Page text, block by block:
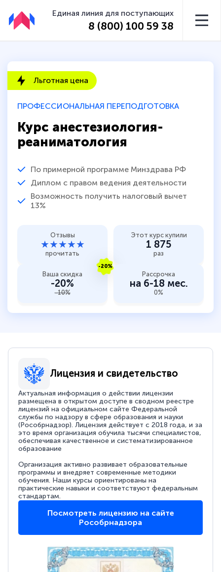
Единая линия для поступающих
8 (800) 100 59 38
ПРОФЕССИОНАЛЬНАЯ ПЕРЕПОДГОТОВКА
Курс анестезиология-
реаниматология
По примерной программе Минздрава РФ
Диплом с правом ведения деятельности
Возможность получить налоговый вычет
13%
Льготная цена
Отзывы
★★★★★
прочитать
Этот курс купили
1 875
раз
-20%
Ваша скидка
-20%
-10%
Рассрочка
на 6-18 мес.
0%
Лицензия и свидетельство
Актуальная информация о действии лицензии
размещена в открытом доступе в сводном реестре
лицензий на официальном сайте Федеральной
службы по надзору в сфере образования и науки
(Рособрнадзор). Лицензия действует с 2018 года, и за
это время организация обучила тысячи специалистов,
обеспечивая качественное и систематизированное
образование
Организация активно развивает образовательные
программы и внедряет современные методики
обучения. Наши курсы ориентированы на
практические навыки и соответствуют федеральным
стандартам.
Посмотреть лицензию на сайте
Рособрнадзора